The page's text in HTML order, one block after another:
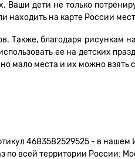
дети не только
находить на карте России
Также, благодаря рисункам
ее на детских
мало места и их можно взять
4683582529525 - в
всей территории России: